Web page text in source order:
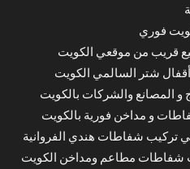
فوري
قريب من موقعي الكويت
شتر السالمي الكويت
و المصانع والشركات بالكويت
و مداخن فورية بالكويت
تركيب شفاطات هندي الفروانية
شفاطات مطاعم ومداخن الكويت